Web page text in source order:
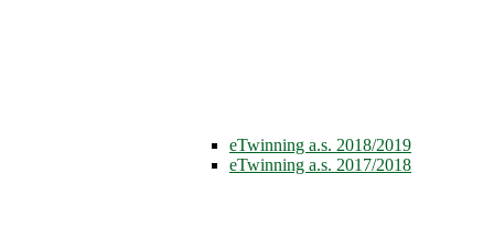
eTwinning a.s. 2018/2019
eTwinning a.s. 2017/2018